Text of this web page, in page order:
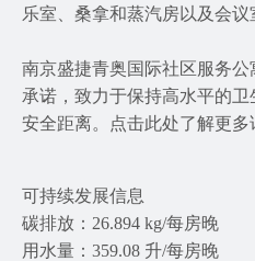
乐室、桑拿和蒸汽房以及会议
南京盛捷青奥国际社区服务
承诺，致力于保持高水平的
安全距离。点击此处了解更多
可持续发展信息
碳排放：26.894 kg/每房晚
用水量：359.08 升/每房晚